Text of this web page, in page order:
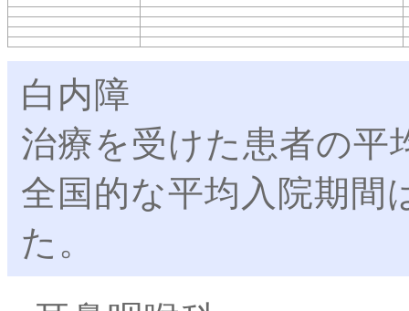
白内障
治療を受けた患者の平
全国的な平均入院期間
た。